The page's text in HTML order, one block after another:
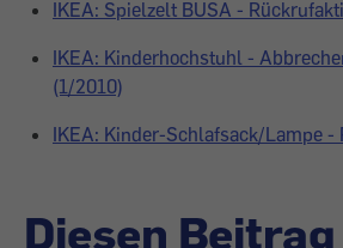
IKEA: Spielzelt BUSA -
IKEA: Kinderhochstuhl -
(1/2010)
IKEA: Kinder-Schlafsack/Lampe -
Diesen